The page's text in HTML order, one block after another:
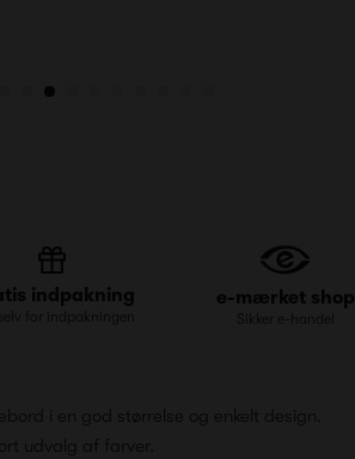
indpakning
selv for indpakningen
e-mærket shop
Sikker e-handel
i en god størrelse og enkelt design.
udvalg af farver.